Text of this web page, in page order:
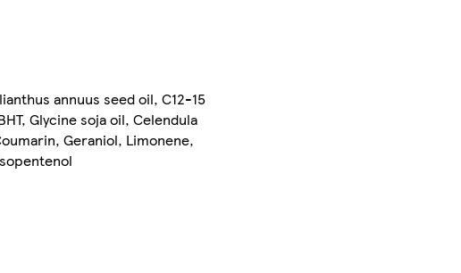
annuus seed oil, C12-15
Glycine soja oil, Celendula
Geraniol, Limonene,